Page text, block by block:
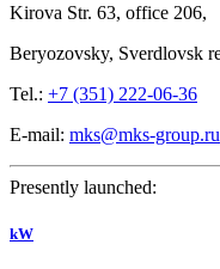
Kirova Str. 63, office 206,
Beryozovsky, Sverdlovsk
Tel.: +7 (351) 222-06-36
E-mail: mks@mks-group.ru
Presently launched:
kW